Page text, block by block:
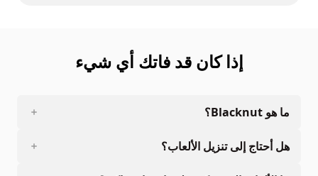
إذا كان قد فاتك أي شيء
ما هو Blacknut؟
هل أحتاج إلى تنزيل الألعاب؟